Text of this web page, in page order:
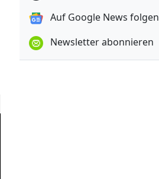
Auf Google News folgen
Newsletter abonnieren